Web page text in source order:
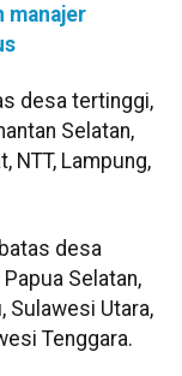
manajer
desa tertinggi,
Selatan,
NTT, Lampung,
desa
Selatan,
Sulawesi Utara,
Tenggara.